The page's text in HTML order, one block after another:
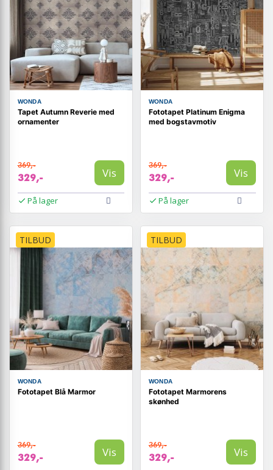
WONDA
Tapet Autumn Reverie med
ornamenter
369,-
329,- Vis
På lager
WONDA
Fototapet Platinum Enigma
med bogstavmotiv
369,-
329,- Vis
På lager
TILBUD
WONDA
Fototapet Blå Marmor
369,-
329,- Vis
TILBUD
WONDA
Fototapet Marmorens
skønhed
369,-
329,- Vis